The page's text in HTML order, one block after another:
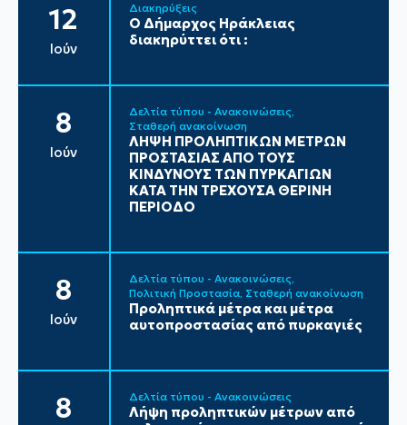
12
Ιούν
Διακηρύξεις
Ο Δήμαρχος Ηράκλειας
διακηρύττει ότι :
8
Ιούν
Δελτία τύπου - Ανακοινώσεις
Σταθερή ανακοίνωση
ΛΗΨΗ ΠΡΟΛΗΠΤΙΚΩΝ ΜΕΤΡΩΝ
ΠΡΟΣΤΑΣΙΑΣ ΑΠΟ ΤΟΥΣ
ΚΙΝΔΥΝΟΥΣ ΤΩΝ ΠΥΡΚΑΓΙΩΝ
ΚΑΤΑ ΤΗΝ ΤΡΕΧΟΥΣΑ ΘΕΡΙΝΗ
ΠΕΡΙΟΔΟ
8
Ιούν
Δελτία τύπου - Ανακοινώσεις
Πολιτική Προστασία Σταθερή ανακοίνωση
Προληπτικά μέτρα και μέτρα
αυτοπροστασίας από πυρκαγιές
8 Δελτία τύπου - Ανακοινώσεις
Λήψη προληπτικών μέτρων από